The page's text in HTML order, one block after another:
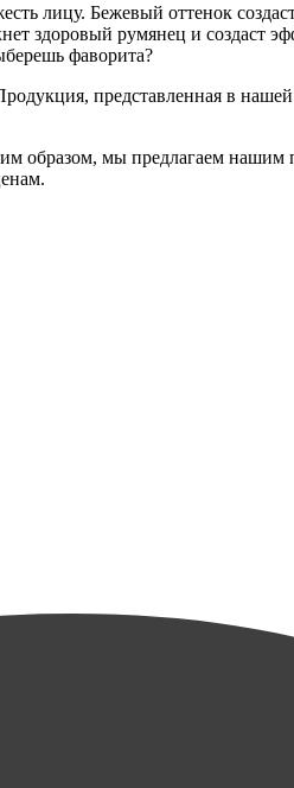
лицу. Бежевый оттенок
здоровый румянец и создаст
фаворита?
представленная в нашей
образом, мы предлагаем нашим